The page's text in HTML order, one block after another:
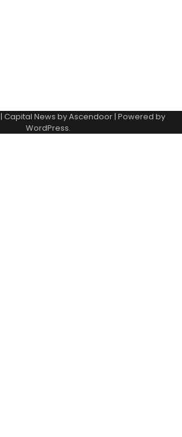
| Capital News byAscendoor| Powered by
WordPress.